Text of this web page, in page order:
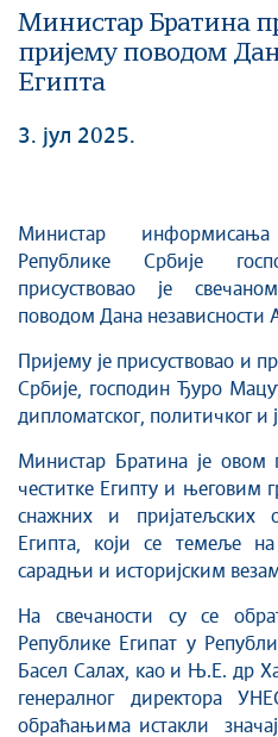
Конкурси из области
друштва
Министар Братина
пријему поводом
Египта
3. јул 2025.
Министар
Републике Србије
присуствовао је
поводом Дана независности
Пријему је присуствовао и
Србије, господин Ђуро
дипломатског, политичког и
Министар Братина је овом
честитке Египту и његовим
снажних и пријатељских
Египта, који се темеље
сарадњи и историјским
На свечаности су се
Републике Египат у
Басел Салах, као и Њ.Е. др
генералног директора
обраћањима истакли